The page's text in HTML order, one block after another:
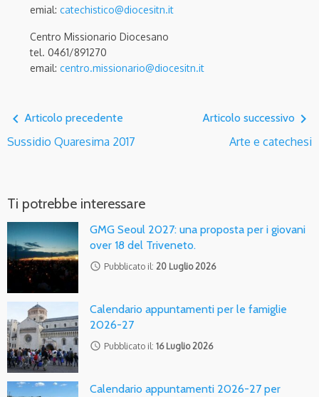
emial: catechistico@diocesitn.it
Centro Missionario Diocesano
tel. 0461/891270
email: centro.missionario@diocesitn.it
navigate_before Articolo precedente
Sussidio Quaresima 2017
Articolo successivo navigate_next
Arte e catechesi
Ti potrebbe interessare
GMG Seoul 2027: una proposta per i giovani
over 18 del Triveneto.
access_time Pubblicato il: 20 Luglio 2026
Calendario appuntamenti per le famiglie
2026-27
access_time Pubblicato il: 16 Luglio 2026
Calendario appuntamenti 2026-27 per